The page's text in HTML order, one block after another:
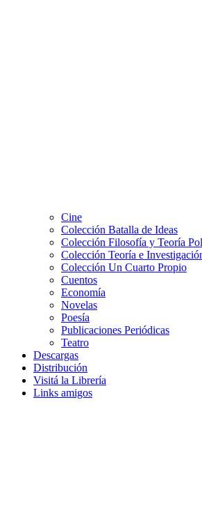
Cine
Colección Batalla de Ideas
Colección Filosofía y Teoría
Colección Teoría e
Colección Un Cuarto Propio
Cuentos
Economía
Novelas
Poesía
Publicaciones Periódicas
Teatro
Descargas
Distribución
Visitá la Librería
Links amigos